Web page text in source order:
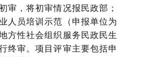
审，将初审情况报民政部；
人员培训示范（申报单位为
方性社会组织服务民政民生
终审。项目评审主要包括申